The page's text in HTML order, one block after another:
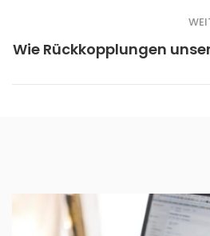
Wie Rückkopplungen